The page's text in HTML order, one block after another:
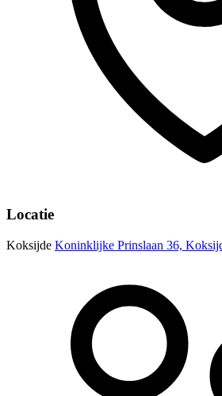
Locatie
Koksijde Koninklijke Prinslaan 36,